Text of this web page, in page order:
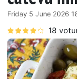
Friday 5 June 2026